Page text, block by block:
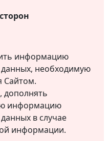
информацию
необходимую
Сайтом.
дополнять
информацию
в случае
информации.